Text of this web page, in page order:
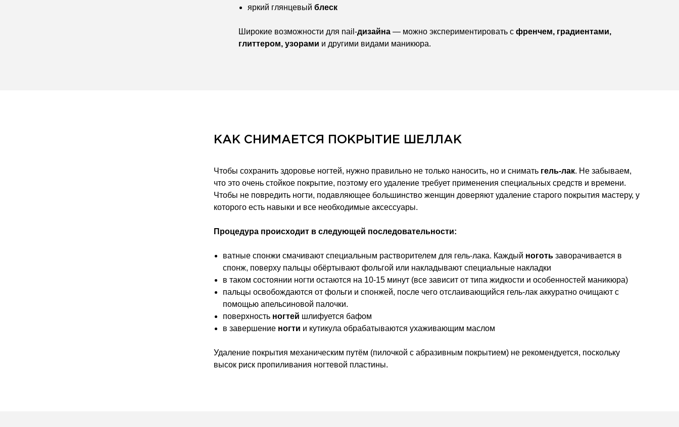
яркий глянцевый блеск
Широкие возможности для nail-дизайна — можно экспериментировать с френчем, градиентами,
глиттером, узорами и другими видами маникюра.
КАК СНИМАЕТСЯ ПОКРЫТИЕ ШЕЛЛАК
Чтобы сохранить здоровье ногтей, нужно правильно не только наносить, но и снимать гель-лак. Не забываем,
что это очень стойкое покрытие, поэтому его удаление требует применения специальных средств и времени.
Чтобы не повредить ногти, подавляющее большинство женщин доверяют удаление старого покрытия мастеру, у
которого есть навыки и все необходимые аксессуары.
Процедура происходит в следующей последовательности:
ватные спонжи смачивают специальным растворителем для гель-лака. Каждый ноготь заворачивается в
спонж, поверху пальцы обёртывают фольгой или накладывают специальные накладки
в таком состоянии ногти остаются на 10-15 минут (все зависит от типа жидкости и особенностей маникюра)
пальцы освобождаются от фольги и спонжей, после чего отслаивающийся гель-лак аккуратно очищают с
помощью апельсиновой палочки.
поверхность ногтей шлифуется бафом
в завершение ногти и кутикула обрабатываются ухаживающим маслом
Удаление покрытия механическим путём (пилочкой с абразивным покрытием) не рекомендуется, поскольку
высок риск пропиливания ногтевой пластины.